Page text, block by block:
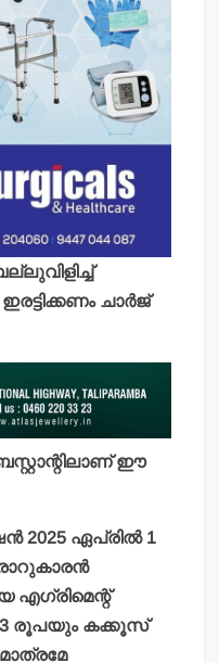
ചാര്‍ജ്
ഈ
2025 ഏപ്രില്‍ 1
എഗ്രിമെന്റ്
3 രൂപയും കക്കൂസ്